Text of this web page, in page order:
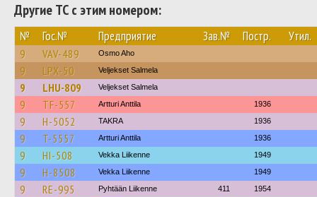
Другие ТС с этим номером:
№ Гос.№ Предприятие Зав.№ Постр. Утил.
9 VAV-489 Osmo Aho
9 LPX-50 Veljekset Salmela
9 LHU-809 Veljekset Salmela
9 TF-557 Artturi Anttila 1936
9 H-5052 TAKRA 1936
9 T-5557 Artturi Anttila 1936
9 HI-508 Vekka Liikenne 1949
9 H-8508 Vekka Liikenne 1949
9 RE-995 Pyhtään Liikenne 411 1954